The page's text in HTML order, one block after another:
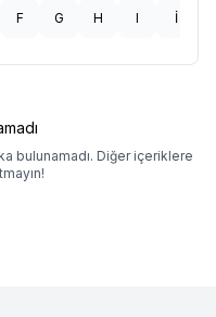
F G H I İ
bulunamadı. Diğer içeriklere